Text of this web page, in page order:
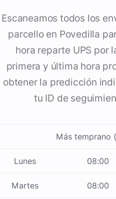
Escaneamos todos los
parcello en Povedilla
hora reparte UPS por
primera y última hora
obtener la predicción
tu ID de
Más temprano
Lunes 08:00
Martes 08:00